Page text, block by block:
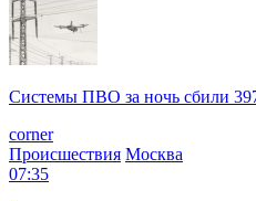
Системы ПВО за ночь сбили
corner
Происшествия Москва
07:35